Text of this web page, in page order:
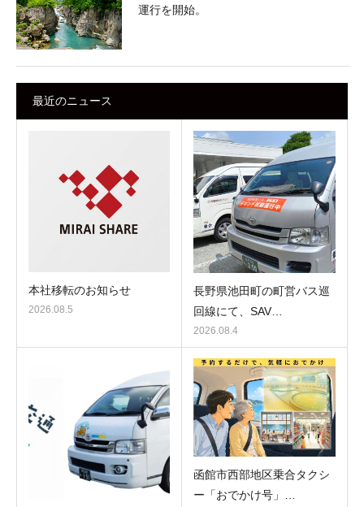
運行を開始。
最近のニュース
本社移転のお知らせ
2026.08.5
長野県池田町の町営バス巡
回線にて、SAV…
2026.08.4
函館市西部地区乗合タクシ
ー「おでかけ号」…